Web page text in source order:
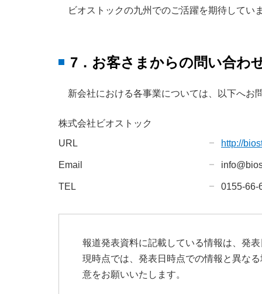
ビオストックの九州でのご活躍を期待してい
7．お客さまからの問い合わ
新会社における各事業については、以下へお
株式会社ビオストック
URL
http://
Email
TEL 0155-66-
報道発表資料に記載している情報は、発
現時点では、発表日時点での情報と異な
意をお願いいたします。